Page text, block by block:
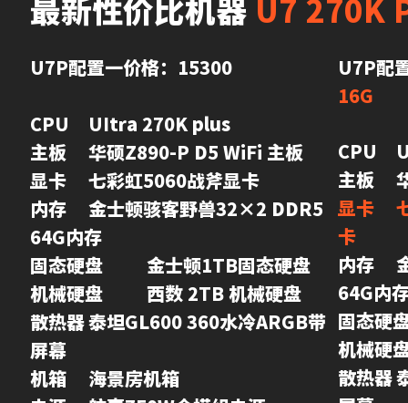
最新性价比机器 U7 270K
U7P配置一价格：15300
CPU	UItra 270K plus
主板	华硕Z890-P D5 WiFi 主板
显卡	七彩虹5060战斧显卡
内存	金士顿骇客野兽32×2 DDR5
64G内存
固态硬盘	金士顿1TB固态硬盘
机械硬盘	西数 2TB 机械硬盘
散热器	泰坦GL600 360水冷ARGB带
屏幕
机箱	海景房机箱
U7P配
16G
CPU	UItra 270K plus
显卡	七彩虹5060TI 8G战斧 16G显
卡
内存	金士顿骇客野兽32×2 DDR5
64G内
固态硬盘	金士顿1TB固态
机械硬盘	西数 2TB 机械硬
散热器	泰坦GL600 360水冷ARGB带